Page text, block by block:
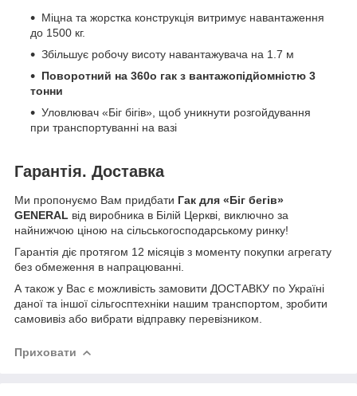
Міцна та жорстка конструкція витримує навантаження
до 1500 кг.
Збільшує робочу висоту навантажувача на 1.7 м
Поворотний на 360о гак з вантажопідйомністю 3
тонни
Уловлювач «Біг бігів», щоб уникнути розгойдування
при транспортуванні на вазі
Гарантія. Доставка
Ми пропонуємо Вам придбати Гак для «Біг бегів»
GENERAL від виробника в Білій Церкві, виключно за
найнижчою ціною на сільськогосподарському ринку!
Гарантія діє протягом 12 місяців з моменту покупки агрегату
без обмеження в напрацюванні.
А також у Вас є можливість замовити ДОСТАВКУ по Україні
даної та іншої сільгосптехніки нашим транспортом, зробити
самовивіз або вибрати відправку перевізником.
Приховати